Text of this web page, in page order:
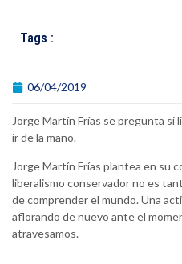
Tags :
06/04/2019
Jorge Martín Frías se pregunta si
ir de la mano.
Jorge Martín Frías plantea en su
liberalismo conservador no es
de comprender el mundo. Una
aflorando de nuevo ante el
atravesamos.